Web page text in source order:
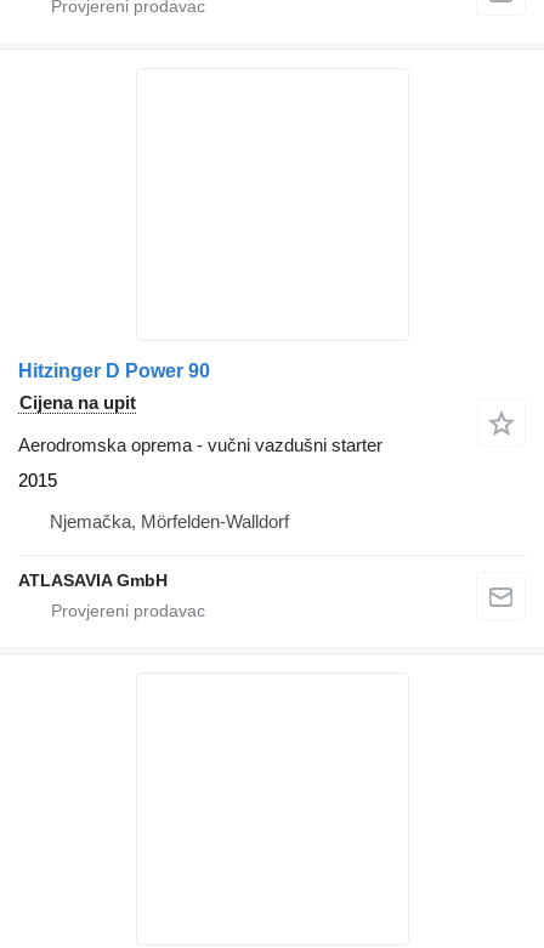
Hitzinger D Power 90
Cijena na upit
Aerodromska oprema - vučni vazdušni starter
2015
Njemačka, Mörfelden-Walldorf
ATLASAVIA GmbH